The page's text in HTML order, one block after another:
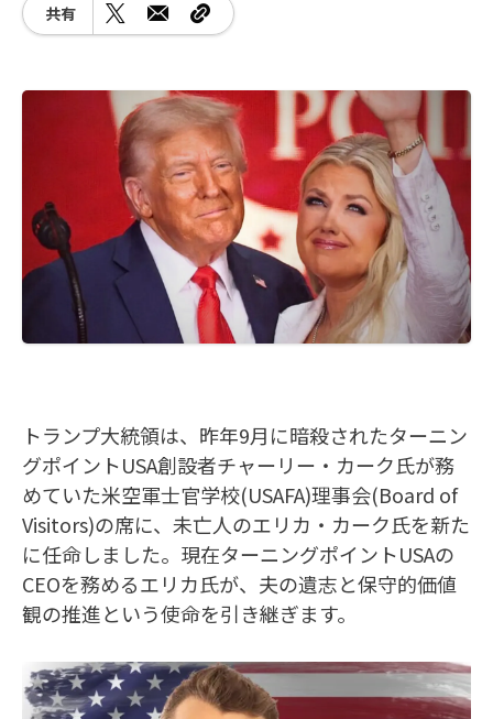
共有
トランプ大統領は、昨年9月に暗殺されたターニン
グポイントUSA創設者チャーリー・カーク氏が務
めていた米空軍士官学校(USAFA)理事会(Board of
Visitors)の席に、未亡人のエリカ・カーク氏を新た
に任命しました。現在ターニングポイントUSAの
CEOを務めるエリカ氏が、夫の遺志と保守的価値
観の推進という使命を引き継ぎます。